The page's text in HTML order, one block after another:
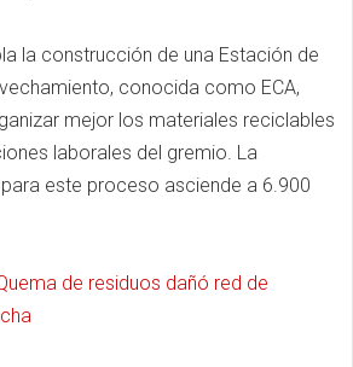
la construcción de una Estación de
conocida como ECA,
mejor los materiales reciclables
laborales del gremio. La
este proceso asciende a 6.900
de residuos dañó red de